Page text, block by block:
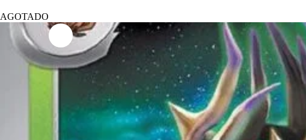
AGOTADO